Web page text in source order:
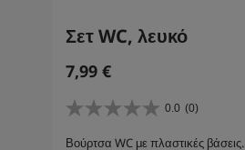
Σετ WC, λευκό
7,99 €
0.0 (0)
0
Βούρτσα WC με πλαστικές βάσεις.